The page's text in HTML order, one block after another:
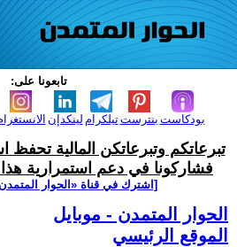
تابعونا على:
لينكدإن تيلكرامبنترست بودكاست
تبرعاتكم وتبرعاتكن المالية تحفظ
فشاركونا في دعم استمرارية هذا
[اشترك في قناة ‫«الحوار
الحوار المتمدن - موبايل
الموقع الرئيسي